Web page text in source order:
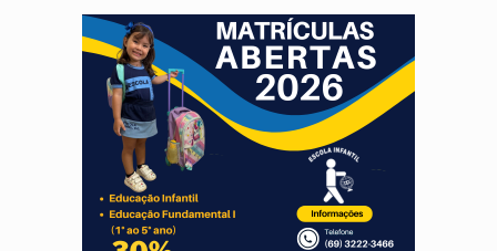
VÍDEO:FTICCO e Força Tática prendem membro do CV com arma e drogas
INCLUSÃO: Prefeitura fortalece parceria com a APAE para ampliar ações
DEFESA:Exército testa inovações no combate a drones durante
TEMAS SOCIOAMBIENTAIS:Em Itapuã do Oeste, CINEMAZÔNIA leva cinema
PREVISÃO: Interior de Rondônia terá sábado (8) de calor
INFRAESTRUTURA: Após quase 30 anos de espera, asfalto chega ao